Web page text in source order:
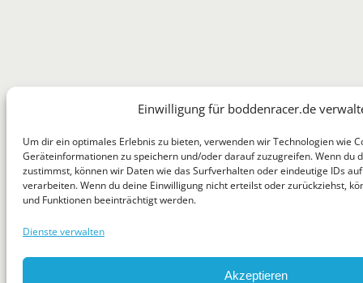
Einwilligung für boddenracer.de
Um dir ein optimales Erlebnis zu bieten, verwenden wir Technologien wie
Geräteinformationen zu speichern und/oder darauf zuzugreifen. Wenn du
zustimmst, können wir Daten wie das Surfverhalten oder eindeutige IDs
verarbeiten. Wenn du deine Einwilligung nicht erteilst oder zurückziehst,
und Funktionen beeinträchtigt werden.
Dienste verwalten
Akzeptieren